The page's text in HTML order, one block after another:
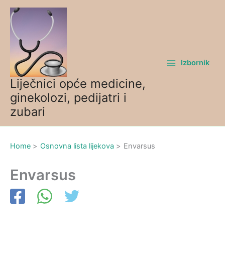
Skip
content
Liječnici opće medicine,
ginekolozi, pedijatri i
zubari
Izbornik
Home Osnovna lista lijekova Envarsus
Envarsus